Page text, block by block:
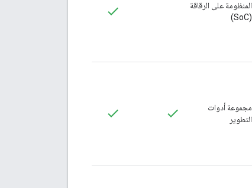
المنظومة على الرقاقة
(SoC)
مجموعة أدوات
التطوير